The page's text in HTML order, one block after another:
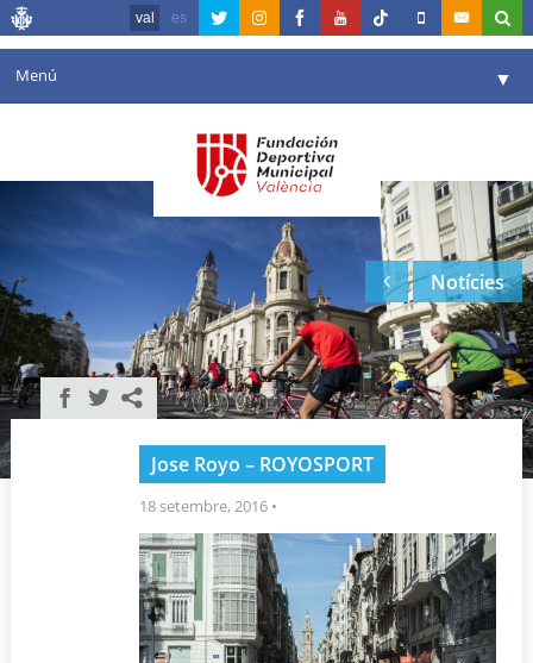
val es
Menú ▼
Agenda
▼
Comunicació ▼
València en esport ▼
Portal de Transparència
Notícies
Jose Royo – ROYOSPORT
18 setembre, 2016•